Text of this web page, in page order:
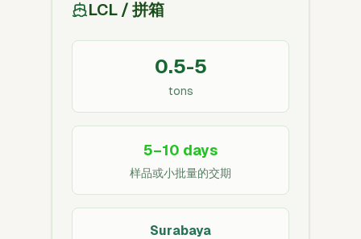
LCL / 拼箱
0.5-5
tons
5–10 days
样品或小批量的交期
Surabaya